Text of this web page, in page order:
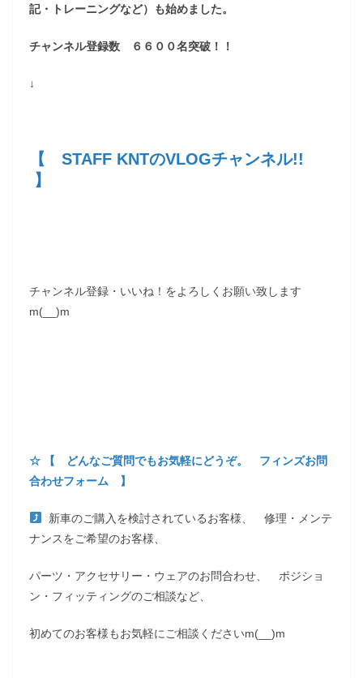
記・トレーニングなど）も始めました。
チャンネル登録数 ６６００名突破！！
↓
【 STAFF KNTのVLOGチャンネル!!
】
チャンネル登録・いいね！をよろしくお願い致します
m(__)m
☆ 【 どんなご質問でもお気軽にどうぞ。 フィンズお問
合わせフォーム 】
新車のご購入を検討されているお客様、 修理・メンテ
ナンスをご希望のお客様、
パーツ・アクセサリー・ウェアのお問合わせ、 ポジショ
ン・フィッティングのご相談など、
初めてのお客様もお気軽にご相談くださいm(__)m